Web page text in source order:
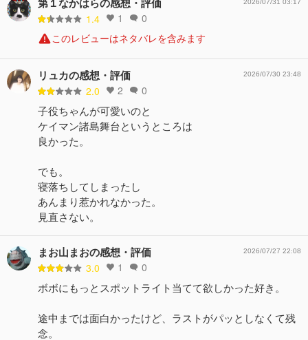
第１なかはらの感想・評価
1.4 1 0
このレビューはネタバレを含みます
リュカの感想・評価
2.0 2 0
2026/07/30 23:48
子役ちゃんが可愛いのと
ケイマン諸島舞台というところは
良かった。
でも。
寝落ちしてしまったし
あんまり惹かれなかった。
見直さない。
まお山まおの感想・評価
3.0 1 0
2026/07/27 22:08
ボボにもっとスポットライト当てて欲しかった好き。
途中までは面白かったけど、ラストがパッとしなくて残
念。